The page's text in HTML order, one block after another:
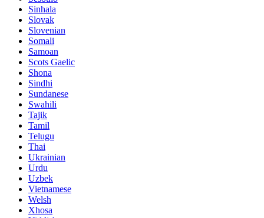
Sinhala
Slovak
Slovenian
Somali
Samoan
Scots Gaelic
Shona
Sindhi
Sundanese
Swahili
Tajik
Tamil
Telugu
Thai
Ukrainian
Urdu
Uzbek
Vietnamese
Welsh
Xhosa